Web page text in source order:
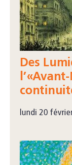
Des
lundi 20